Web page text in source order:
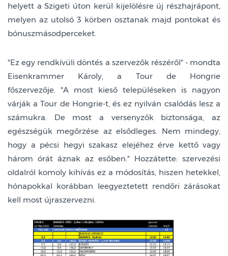
helyett a Szigeti úton kerül kijelölésre új részhajrápont,
melyen az utolsó 3 körben osztanak majd pontokat és
bónuszmásodperceket.
"Ez egy rendkívüli döntés a szervezők részéről" - mondta
Eisenkrammer Károly, a Tour de Hongrie
főszervezője. "A most kieső településeken is nagyon
várják a Tour de Hongrie-t, és ez nyilván csalódás lesz a
számukra. De most a versenyzők biztonsága, az
egészségük megőrzése az elsődleges. Nem mindegy,
hogy a pécsi hegyi szakasz elejéhez érve kettő vagy
három órát áznak az esőben." Hozzátette: szervezési
oldalról komoly kihívás ez a módosítás, hiszen hetekkel,
hónapokkal korábban leegyeztetett rendőri zárásokat
kell most újraszervezni.